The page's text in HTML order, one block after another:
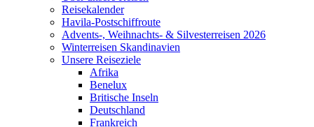
Reisekalender
Havila-Postschiffroute
Advents-, Weihnachts- & Silvesterreisen 2026
Winterreisen Skandinavien
Unsere Reiseziele
Afrika
Benelux
Britische Inseln
Deutschland
Frankreich